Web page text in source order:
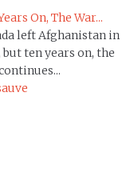
On, The War...
left Afghanistan in
but ten years on, the